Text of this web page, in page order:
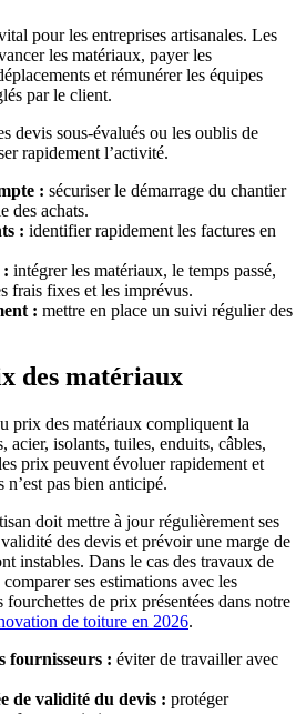
pour les entreprises artisanales. Les
les matériaux, payer les
et rémunérer les équipes
par le client.
devis sous-évalués ou les oublis de
rapidement l’activité.
: sécuriser le démarrage du chantier
des achats.
: identifier rapidement les factures en
: intégrer les matériaux, le temps passé,
frais fixes et les imprévus.
: mettre en place un suivi régulier des
des matériaux
prix des matériaux compliquent la
acier, isolants, tuiles, enduits, câbles,
prix peuvent évoluer rapidement et
pas bien anticipé.
doit mettre à jour régulièrement ses
des devis et prévoir une marge de
instables. Dans le cas des travaux de
ses estimations avec les
fourchettes de prix présentées dans notre
de toiture en 2026.
fournisseurs : éviter de travailler avec
de validité du devis : protéger